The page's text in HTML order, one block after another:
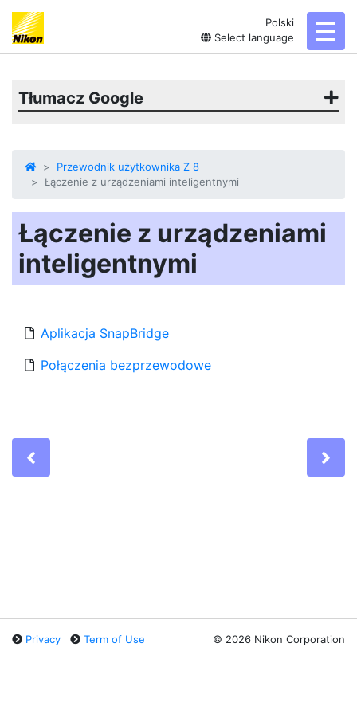
Polski
Select language
Tłumacz Google
Przewodnik użytkownika Z 8
Łączenie z urządzeniami inteligentnymi
Łączenie z urządzeniami
inteligentnymi
Aplikacja SnapBridge
Połączenia bezprzewodowe
Privacy Term of Use © 2026 Nikon Corporation